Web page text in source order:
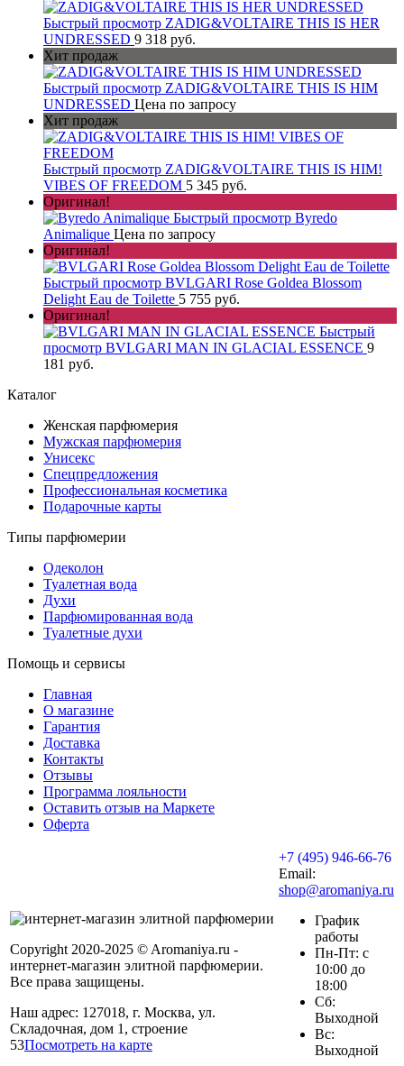
Быстрый просмотр ZADIG&VOLTAIRE THIS IS HER
UNDRESSED 9 318 руб.
Хит продаж
Быстрый просмотр ZADIG&VOLTAIRE THIS IS HIM
UNDRESSED Цена по запросу
Хит продаж
Быстрый просмотр ZADIG&VOLTAIRE THIS IS HIM!
VIBES OF FREEDOM 5 345 руб.
Оригинал!
Быстрый просмотр Byredo
Animalique Цена по запросу
Оригинал!
Быстрый просмотр BVLGARI Rose Goldea Blossom
Delight Eau de Toilette 5 755 руб.
Оригинал!
Быстрый
просмотр BVLGARI MAN IN GLACIAL ESSENCE 9
181 руб.
Каталог
Женская парфюмерия
Мужская парфюмерия
Унисекс
Спецпредложения
Профессиональная косметика
Подарочные карты
Типы парфюмерии
Одеколон
Туалетная вода
Духи
Парфюмированная вода
Туалетные духи
Помощь и сервисы
Главная
О магазине
Гарантия
Доставка
Контакты
Отзывы
Программа лояльности
Оставить отзыв на Маркете
Оферта
Copyright 2020-2025 © Aromaniya.ru -
интернет-магазин элитной парфюмерии.
Все права защищены.
Наш адрес: 127018, г. Москва, ул.
Складочная, дом 1, строение
53Посмотреть на карте
+7 (495) 946-66-76
Email:
shop@aromaniya.ru
График
работы
Пн-Пт: с
10:00 до
18:00
Сб:
Выходной
Вс:
Выходной